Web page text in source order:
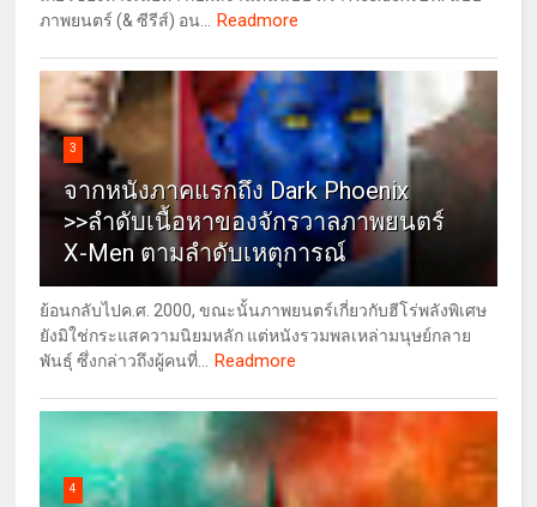
ภาพยนตร์ (& ซีรีส์) อน...
Readmore
3
จากหนังภาคแรกถึง Dark Phoenix
>>ลำดับเนื้อหาของจักรวาลภาพยนตร์
X-Men ตามลำดับเหตุการณ์
ย้อนกลับไปค.ศ. 2000, ขณะนั้นภาพยนตร์เกี่ยวกับฮีโร่พลังพิเศษ
ยังมิใช่กระแสความนิยมหลัก แต่หนังรวมพลเหล่ามนุษย์กลาย
พันธุ์ ซึ่งกล่าวถึงผู้คนที่...
Readmore
4